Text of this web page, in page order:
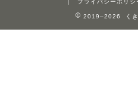
2019–2026 くき